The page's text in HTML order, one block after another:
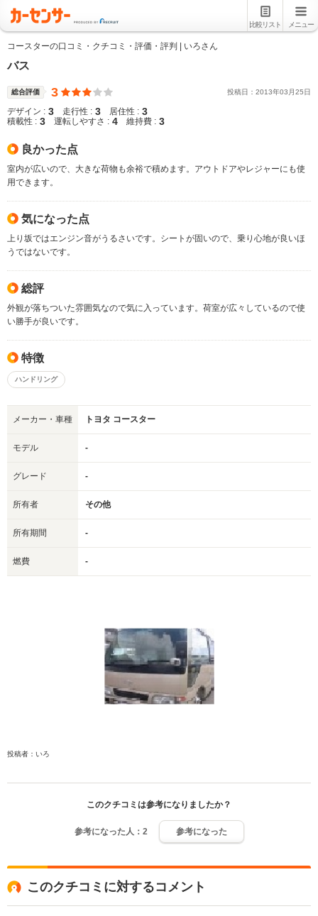
比較リスト メニュー
コースターの口コミ・クチコミ・評価・評判 | いろさん
バス
総合評価 3 投稿日： 2013年03 月25日
デザイン : 3 走行性 : 3 居住性 : 3
積載性 : 3 運転しやすさ : 4 維持費 : 3
良かった点
室内が広いので、大きな荷物も余裕で積めます。アウトドアやレジャーにも使
用できます。
気になった点
上り坂ではエンジン音がうるさいです。シートが固いので、乗り心地が良いほ
うではないです。
総評
外観が落ちついた雰囲気なので気に入っています。荷室が広々しているので使
い勝手が良いです。
特徴
ハンドリング
メーカー・車種 トヨタ コースター
モデル -
グレード -
所有者 その他
所有期間 -
燃費 -
投稿者：いろ
このクチコミは参考になりましたか？
参考になった人： 2 参考になった
このクチコミに対するコメント